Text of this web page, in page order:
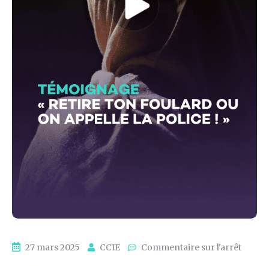
27 mars 2025 CCIE Commentaire sur l'arrêt